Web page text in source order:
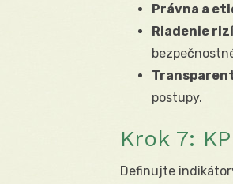
Právna a
Riadenie
postupy.
Krok 7:
Definujte